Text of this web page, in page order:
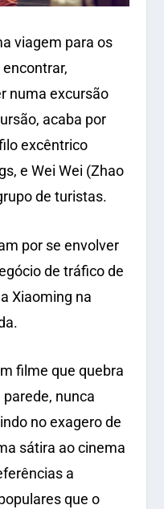
viagem para os
numa excursão
acaba por
excêntrico
e Wei Wei (Zhao
de turistas.
por se envolver
de tráfico de
Xiaoming na
filme que quebra
nunca
no exagero de
sátira ao cinema
a
que o